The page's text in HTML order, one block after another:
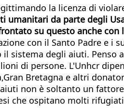
la licenza di
umanitari da parte degli
su questo anche con
con il Santo Padre e
il sistema degli aiuti.
di persone. L'Unhcr
Bretagna e altri
non è soltanto un
che ospitano molti